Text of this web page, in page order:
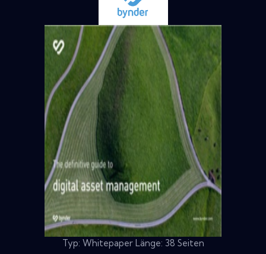
Typ: Whitepaper Länge: 38 Seiten